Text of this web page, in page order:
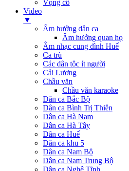
Vọng cổ
Video
▼
Âm hưởng dân ca
Âm hưởng quan họ
Âm nhạc cung đình Huế
Ca trù
Các dân tộc ít người
Cải Lương
Chầu văn
Chầu văn karaoke
Dân ca Bắc Bộ
Dân ca Bình Trị Thiên
Dân ca Hà Nam
Dân ca Hà Tây
Dân ca Huế
Dân ca khu 5
Dân ca Nam Bộ
Dân ca Nam Trung Bộ
Dân ca Nghệ Tĩnh